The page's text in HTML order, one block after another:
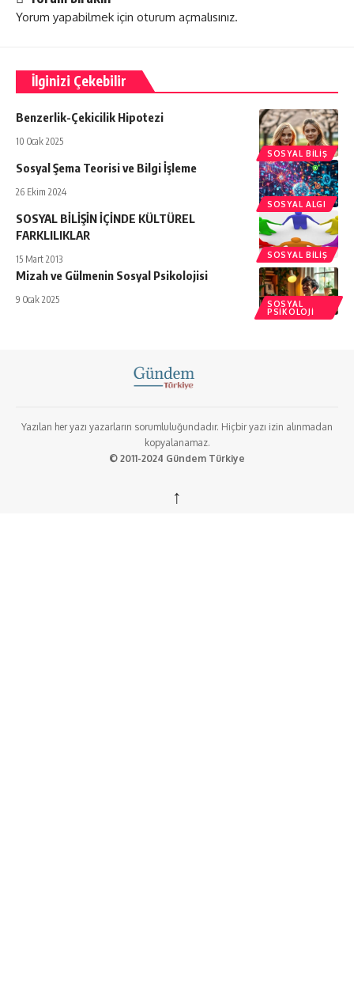
Yorum yapabilmek için oturum açmalısınız.
İlginizi Çekebilir
SOSYAL BILIŞ
Benzerlik-Çekicilik Hipotezi
10 Ocak 2025
SOSYAL ALGI
Sosyal Şema Teorisi ve Bilgi İşleme
26 Ekim 2024
SOSYAL BILIŞ
SOSYAL BİLİŞİN İÇİNDE KÜLTÜREL
FARKLILIKLAR
15 Mart 2013
SOSYAL
PSIKOLOJI
Mizah ve Gülmenin Sosyal Psikolojisi
9 Ocak 2025
Yazılan her yazı yazarların sorumluluğundadır. Hiçbir yazı izin alınmadan
kopyalanamaz.
© 2011-2024 Gündem Türkiye
↑